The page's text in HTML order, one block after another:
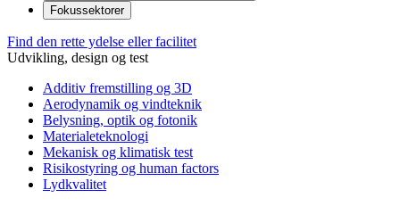
Fokussektorer
Find den rette ydelse eller facilitet
Udvikling, design og test
Additiv fremstilling og 3D
Aerodynamik og vindteknik
Belysning, optik og fotonik
Materialeteknologi
Mekanisk og klimatisk test
Risikostyring og human factors
Lydkvalitet